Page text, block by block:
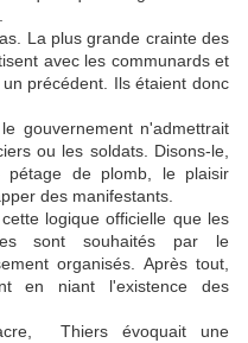
La plus grande crainte des
avec les communards et
précédent. Ils étaient donc
gouvernement n'admettrait
ou les soldats. Disons-le,
de plomb, le plaisir
des manifestants.
logique officielle que les
sont souhaités par le
organisés. Après tout,
en niant l'existence des
Thiers évoquait une